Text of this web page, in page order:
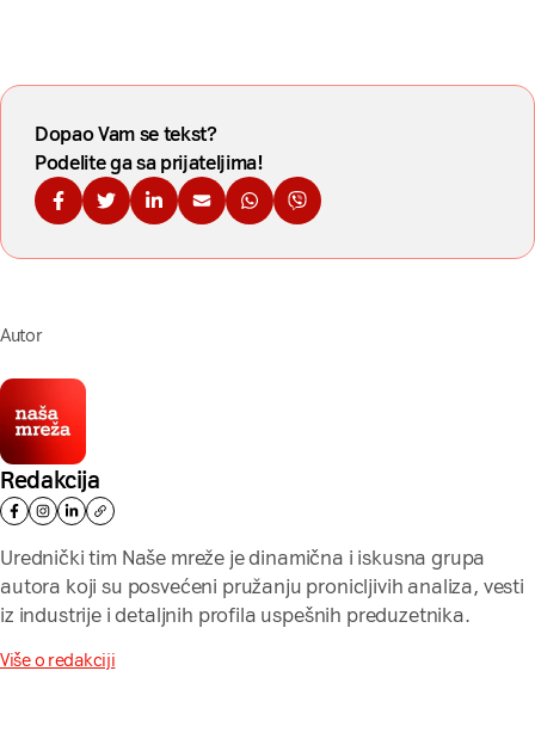
Dopao Vam se tekst?
Podelite ga sa prijateljima!
Podelite na Fejsbuku
Podelite na Tviteru
Podelite na Linkdinu
Podelite na imejl
Podelite na WhatsApp
Podelite na Viberu
Autor
Redakcija
Urednički tim Naše mreže je dinamična i iskusna grupa
autora koji su posvećeni pružanju pronicljivih analiza, vesti
iz industrije i detaljnih profila uspešnih preduzetnika.
Više o redakciji